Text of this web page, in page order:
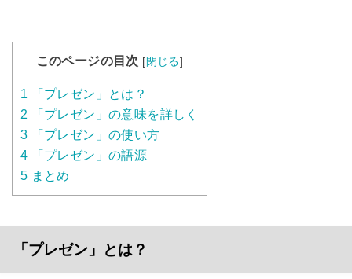
このページの目次 [閉じる]
1 「プレゼン」とは？
2 「プレゼン」の意味を詳しく
3 「プレゼン」の使い方
4 「プレゼン」の語源
5 まとめ
「プレゼン」とは？